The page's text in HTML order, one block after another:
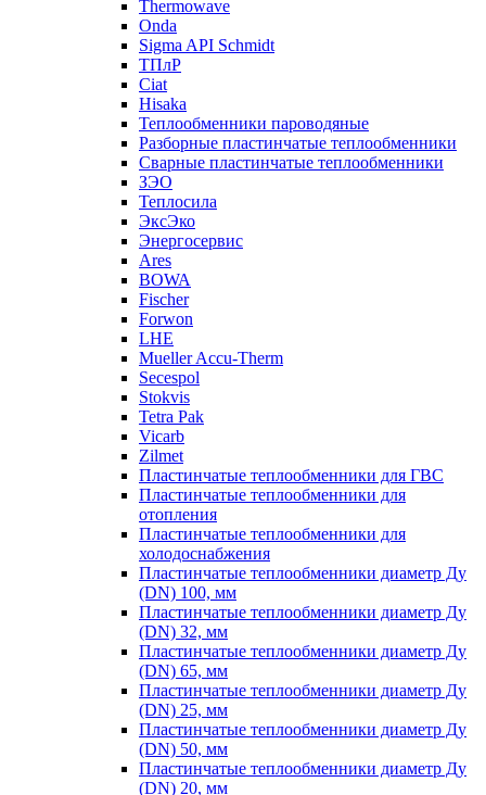
Thermowave
Onda
Sigma API Schmidt
ТПлР
Ciat
Hisaka
Теплообменники пароводяные
Разборные пластинчатые теплообменники
Сварные пластинчатые теплообменники
ЗЭО
Теплосила
ЭксЭко
Энергосервис
Ares
BOWA
Fischer
Forwon
LHE
Mueller Accu-Therm
Secespol
Stokvis
Tetra Pak
Vicarb
Zilmet
Пластинчатые теплообменники для ГВС
Пластинчатые теплообменники для
отопления
Пластинчатые теплообменники для
холодоснабжения
Пластинчатые теплообменники диаметр Ду
(DN) 100, мм
Пластинчатые теплообменники диаметр Ду
(DN) 32, мм
Пластинчатые теплообменники диаметр Ду
(DN) 65, мм
Пластинчатые теплообменники диаметр Ду
(DN) 25, мм
Пластинчатые теплообменники диаметр Ду
(DN) 50, мм
Пластинчатые теплообменники диаметр Ду
(DN) 20, мм